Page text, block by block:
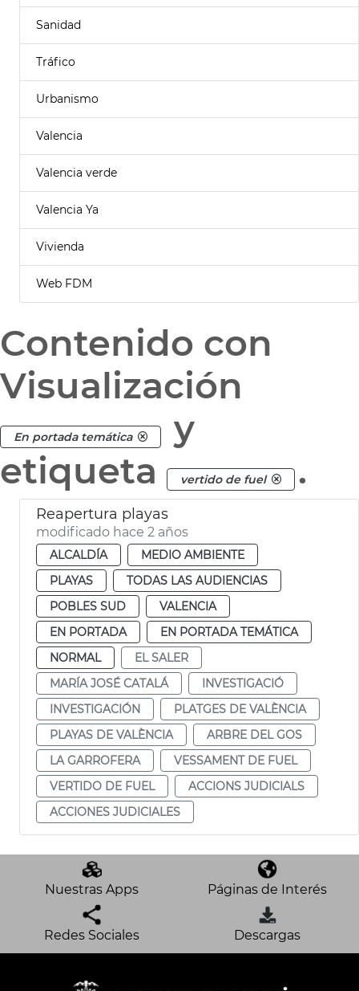
Sanidad
Tráfico
Urbanismo
Valencia
Valencia verde
Valencia Ya
Vivienda
Web FDM
Contenido con
Visualización
En portada temática
y
etiqueta
vertido de fuel .
Reapertura playas
modificado hace 2 años
ALCALDÍA
MEDIO AMBIENTE
PLAYAS
TODAS LAS AUDIENCIAS
POBLES SUD
VALENCIA
EN PORTADA
EN PORTADA TEMÁTICA
NORMAL
EL SALER
MARÍA JOSÉ CATALÁ
INVESTIGACIÓ
INVESTIGACIÓN
PLATGES DE VALÈNCIA
PLAYAS DE VALÈNCIA
ARBRE DEL GOS
LA GARROFERA
VESSAMENT DE FUEL
VERTIDO DE FUEL
ACCIONS JUDICIALS
ACCIONES JUDICIALES
Nuestras Apps Páginas de Interés
Redes Sociales Descargas